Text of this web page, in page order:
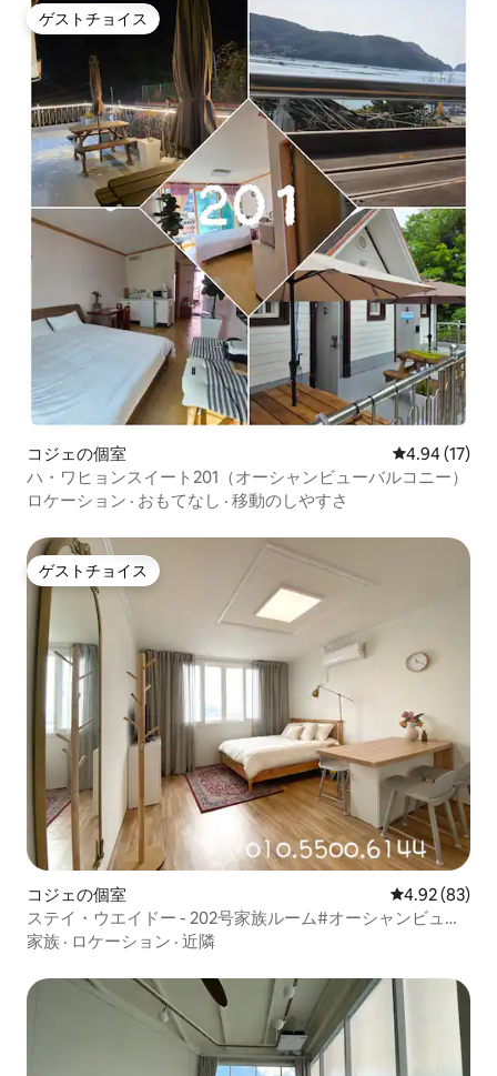
ゲストチョイス
ゲストチョイス
コジェの個室 レビュー17
4.94 (17)
ハ・ワヒョンスイート201（オーシャンビューバルコニー）
ロケーション · おもてなし · 移動のしやすさ
ゲストチョイス
ゲストチョイス
コジェの個室 レビュー83
4.92 (83)
ステイ・ウエイドー - 202号家族ルーム#オーシャンビュー
- 徒歩2分の構造なので海水浴場、無料駐車場、客船ターミ
家族 · ロケーション · 近隣